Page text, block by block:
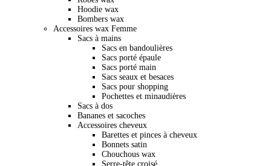
Hoodie wax
Bombers wax
Accessoires wax Femme
Sacs à mains
Sacs en bandoulières
Sacs porté épaule
Sacs porté main
Sacs seaux et besaces
Sacs pour shopping
Pochettes et minaudières
Sacs à dos
Bananes et sacoches
Accessoires cheveux
Barettes et pinces à cheveux
Bonnets satin
Chouchous wax
Serre-tête croisé